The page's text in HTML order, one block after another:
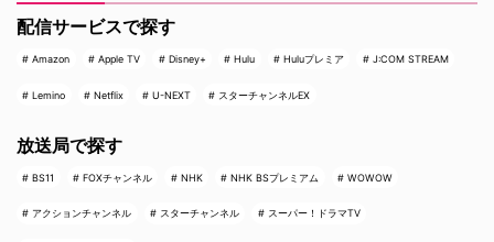
配信サービスで探す
Amazon Apple TV Disney+ Hulu Huluプレミア J:COM STREAM
Lemino Netflix U-NEXT スターチャンネルEX
放送局で探す
BS11 FOXチャンネル NHK NHK BSプレミアム WOWOW
アクションチャンネル スターチャンネル スーパー！ドラマTV